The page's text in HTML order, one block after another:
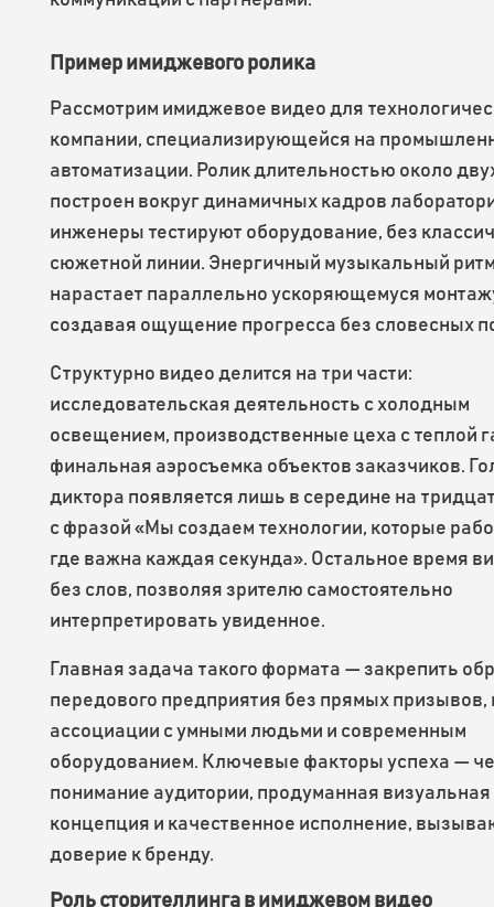
Пример имиджевого ролика
Рассмотрим имиджевое видео для
компании, специализирующейся на
автоматизации. Ролик длительностью около
построен вокруг динамичных кадров
инженеры тестируют оборудование, без
сюжетной линии. Энергичный музыкальный
нарастает параллельно ускоряющемуся
создавая ощущение прогресса без словесных
Структурно видео делится на три части:
исследовательская деятельность с холодным
освещением, производственные цеха с теплой
финальная аэросъемка объектов заказчиков.
диктора появляется лишь в середине на
с фразой «Мы создаем технологии, которые
где важна каждая секунда». Остальное время
без слов, позволяя зрителю самостоятельно
интерпретировать увиденное.
Главная задача такого формата — закрепить
передового предприятия без прямых
ассоциации с умными людьми и современным
оборудованием. Ключевые факторы успеха —
понимание аудитории, продуманная визуальная
концепция и качественное исполнение,
доверие к бренду.
Роль сторителлинга в имиджевом видео